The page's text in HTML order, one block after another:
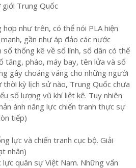
giới Trung Quốc
như trên, có thể nói PLA hiện
gần như áp đảo các nước
số thống kê về số lính, số dân có thể
tăng, pháo, máy bay, tên lửa và số
gây choáng váng cho những người
kỳ lịch sử nào, Trung Quốc chưa
số lượng vũ khí liệt kê. Tuy nhiên
ánh năng lực chiến tranh thực sự
tiếp)
lực và chiến tranh cục bộ. Giải
nhân)
quân sự Việt Nam. Những vấn